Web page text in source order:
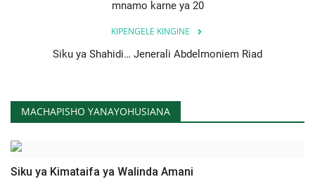
mnamo karne ya 20
KIPENGELE KINGINE
Siku ya Shahidi… Jenerali Abdelmoniem Riad
MACHAPISHO YANAYOHUSIANA
Siku ya Kimataifa ya Walinda Amani